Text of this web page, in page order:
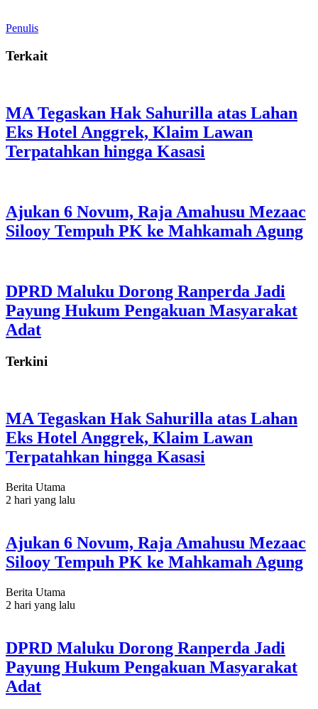
Penulis
Terkait
MA Tegaskan Hak Sahurilla atas Lahan
Eks Hotel Anggrek, Klaim Lawan
Terpatahkan hingga Kasasi
Ajukan 6 Novum, Raja Amahusu Mezaac
Silooy Tempuh PK ke Mahkamah Agung
DPRD Maluku Dorong Ranperda Jadi
Payung Hukum Pengakuan Masyarakat
Adat
Terkini
MA Tegaskan Hak Sahurilla atas Lahan
Eks Hotel Anggrek, Klaim Lawan
Terpatahkan hingga Kasasi
Berita Utama
2 hari yang lalu
Ajukan 6 Novum, Raja Amahusu Mezaac
Silooy Tempuh PK ke Mahkamah Agung
Berita Utama
2 hari yang lalu
DPRD Maluku Dorong Ranperda Jadi
Payung Hukum Pengakuan Masyarakat
Adat